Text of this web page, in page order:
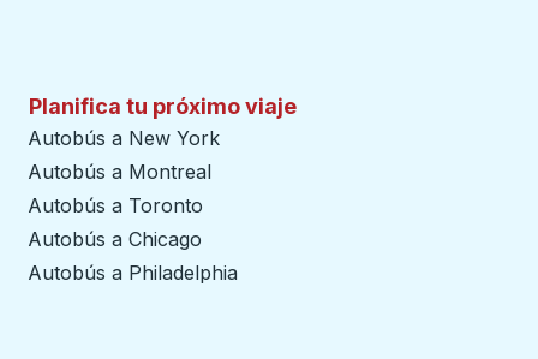
Planifica tu próximo viaje
Autobús a New York
Autobús a Montreal
Autobús a Toronto
Autobús a Chicago
Autobús a Philadelphia